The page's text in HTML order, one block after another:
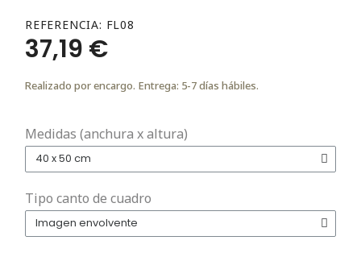
REFERENCIA FL08
37,19 €
Realizado por encargo. Entrega: 5-7 días hábiles.
Medidas (anchura x altura)
Tipo canto de cuadro